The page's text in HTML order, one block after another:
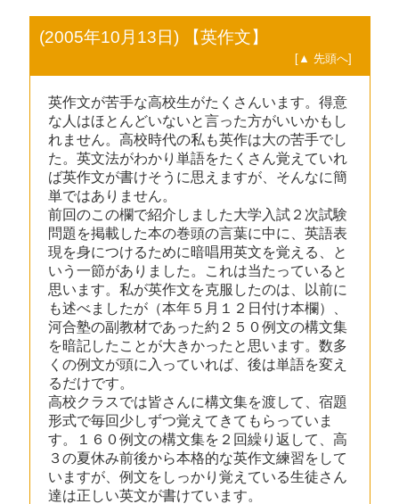
(2005年10月13日) 【英作文】
[▲ 先頭へ]
英作文が苦手な高校生がたくさんいます。得意
な人はほとんどいないと言った方がいいかもし
れません。高校時代の私も英作は大の苦手でし
た。英文法がわかり単語をたくさん覚えていれ
ば英作文が書けそうに思えますが、そんなに簡
単ではありません。
前回のこの欄で紹介しました大学入試２次試験
問題を掲載した本の巻頭の言葉に中に、英語表
現を身につけるために暗唱用英文を覚える、と
いう一節がありました。これは当たっていると
思います。私が英作文を克服したのは、以前に
も述べましたが（本年５月１２日付け本欄）、
河合塾の副教材であった約２５０例文の構文集
を暗記したことが大きかったと思います。数多
くの例文が頭に入っていれば、後は単語を変え
るだけです。
高校クラスでは皆さんに構文集を渡して、宿題
形式で毎回少しずつ覚えてきてもらっていま
す。１６０例文の構文集を２回繰り返して、高
３の夏休み前後から本格的な英作文練習をして
いますが、例文をしっかり覚えている生徒さん
達は正しい英文が書けています。